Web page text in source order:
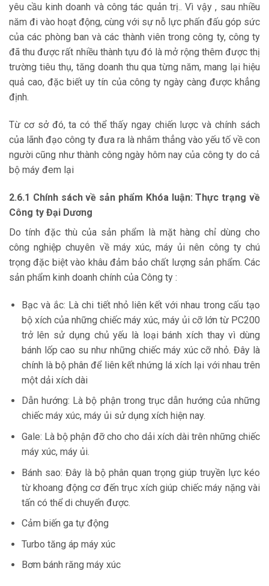
yêu cầu kinh doanh và công tác quản trị.. Vì vậy , sau nhiều
năm đi vào hoạt động, cùng với sự nỗ lực phấn đấu góp sức
của các phòng ban và các thành viên trong công ty, công ty
đã thu được rất nhiều thành tựu đó là mở rộng thêm được thị
trường tiêu thụ, tăng doanh thu qua từng năm, mang lại hiệu
quả cao, đặc biết uy tín của công ty ngày càng được khẳng
định.
Từ cơ sở đó, ta có thể thấy ngay chiến lược và chính sách
của lãnh đạo công ty đưa ra là nhắm thẳng vào yếu tố về con
người cũng như thành công ngày hôm nay của công ty do cả
bộ máy đem lại
2.6.1 Chính sách về sản phẩm Khóa luận: Thực trạng về
Công ty Đại Dương
Do tính đặc thù của sản phẩm là mặt hàng chỉ dùng cho
công nghiệp chuyên về máy xúc, máy ủi nên công ty chú
trọng đặc biệt vào khâu đảm bảo chất lượng sản phẩm. Các
sản phẩm kinh doanh chính của Công ty :
Bạc và ắc: Là chi tiết nhỏ liên kết với nhau trong cấu tạo
bộ xích của những chiếc máy xúc, máy ủi cỡ lớn từ PC200
trở lên sử dụng chủ yếu là loại bánh xích thay vì dùng
bánh lốp cao su như những chiếc máy xúc cỡ nhỏ. Đây là
chính là bộ phân để liên kết nhứng lá xích lại với nhau trên
một dải xích dài
Dẫn hướng: Là bộ phận trong trục dẫn hướng của những
chiếc máy xúc, máy ủi sử dụng xích hiện nay.
Gale: Là bộ phận đỡ cho cho dải xích dài trên những chiếc
máy xúc, máy ủi.
Bánh sao: Đây là bộ phân quan trọng giúp truyền lực kéo
từ khoang động cơ đến trục xích giúp chiếc máy nặng vài
tấn có thể di chuyển được.
Cảm biến ga tự động
Turbo tăng áp máy xúc
Bơm bánh răng máy xúc